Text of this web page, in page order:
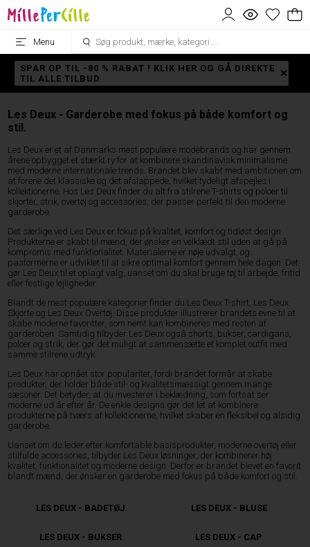
Menu
SPAR OP TIL -80 % RABAT ! KLIK HER OG GÅ DIREKTE
TIL ALLE TILBUD
Les Deux - Garderobe med fokus på både komfort og
stil.
Les Deux er et af Danmarks mest populære modebrands og har gennem
årene opbygget et stærkt ry for at kombinere skandinavisk minimalisme
med moderne internationale trends. Brandet blev skabt med ambitionen om
at forene det klassiske og det afslappede, hvilket tydeligt afspejles i
kollektionerne. Hos Les Deux finder du alt fra stilrene T-shirts og poloer til
skjorter, strik, overtøj og accessories, der passer perfekt til den moderne
garderobe.
Det særlige ved Les Deux er fokus på kvalitet, komfort og tidløst design.
Produkterne er skabt til mænd, der ønsker en velklædt stil uden at gå på
kompromis med funktionalitet. Materialerne er nøje udvalgt, og
pasformerne er udviklet til at sikre optimal komfort gennem hele dagen. Det
gør Les Deux til et oplagt valg, uanset om du skal bruge tøj til arbejde, fritid
eller festlige lejligheder.
Blandt de mest populære kategorier finder du Les Deux T-shirt, Les Deux
Skjorte og Les Deux Overtøj. Disse produkter illustrerer brandets evne til at
skabe moderne favoritter, som nemt kan kombineres med resten af
garderoben. Samtidig tilbyder Les Deux også shorts, bukser, cardigans,
poloer og strik, der gør det muligt at sammensætte et komplet outfit med
samme stilrene udtryk.
Les Deux har opnået stor popularitet, fordi brandet formår at skabe
produkter, der holder både stil- og kvalitetsmæssigt gennem mange
sæsoner. Det betyder, at du investerer i beklædning, som fortsat ser
moderne ud år efter år. De enkle designs gør det let at kombinere
produkterne på tværs af kollektionerne, hvilket skaber en fleksibel og alsidig
garderobe.
Uanset om du leder efter komfortable basisprodukter, moderne overtøj eller
stilfulde accessories, tilbyder Les Deux løsninger, der kombinerer høj
kvalitet, funktionalitet og moderne design. Derfor er brandet blevet en favorit
blandt mænd, der ønsker en garderobe med fokus på både komfort og stil.
LES DEUX - BADETØJ LES DEUX - BLUSE
LES DEUX - BUKSER LES DEUX - CAP